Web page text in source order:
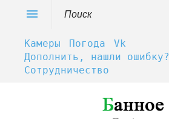
Search
Камеры Погода
Vk
Дополнить, нашли ошибку?
Сотрудничество
menu